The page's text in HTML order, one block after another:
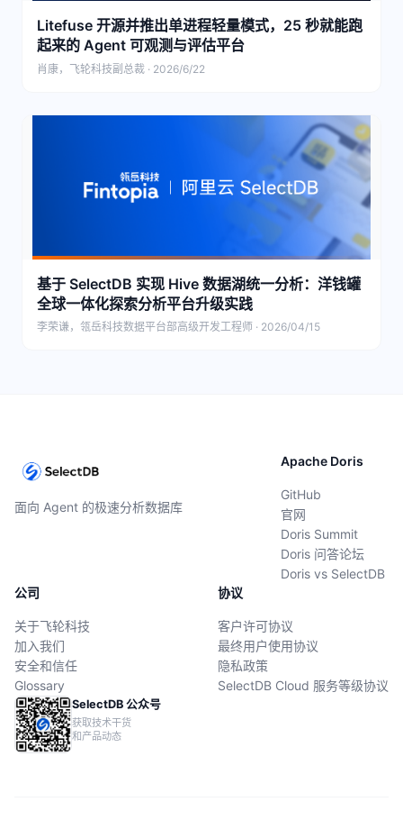
Litefuse 开源并推出单进程轻量模式，25 秒就能跑
起来的 Agent 可观测与评估平台
肖康，飞轮科技副总裁 · 2026/6/22
基于 SelectDB 实现 Hive 数据湖统一分析：洋钱罐
全球一体化探索分析平台升级实践
李荣谦，瓴岳科技数据平台部高级开发工程师 · 2026/04/15
面向 Agent 的极速分析数据库
Apache Doris
GitHub
官网
Doris Summit
Doris 问答论坛
Doris vs SelectDB
公司
关于飞轮科技
加入我们
安全和信任
Glossary
协议
客户许可协议
最终用户使用协议
隐私政策
SelectDB Cloud 服务等级协议
SelectDB 公众号
获取技术干货
和产品动态